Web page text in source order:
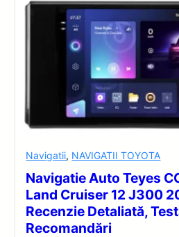
Navigatii, NAVIGATII TOYOTA
Navigatie Auto Teyes
Land Cruiser 12 J300
Recenzie Detaliată,
Recomandări